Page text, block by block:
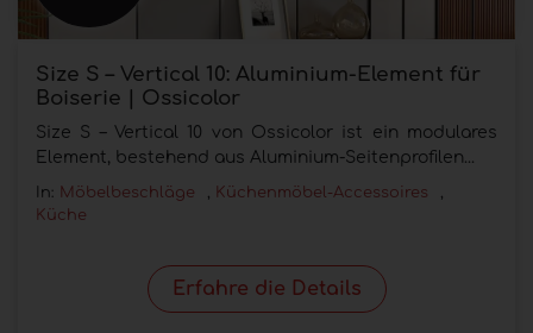
Size S – Vertical 10: Aluminium-Element für
Boiserie | Ossicolor
Size S – Vertical 10 von Ossicolor ist ein modulares
Element, bestehend aus Aluminium-Seitenprofilen...
In: Möbelbeschläge , Küchenmöbel-Accessoires
,
Küche
Erfahre die Details